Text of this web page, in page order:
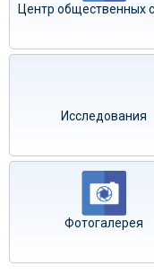
Центр общественных
Исследования
Фотогалерея